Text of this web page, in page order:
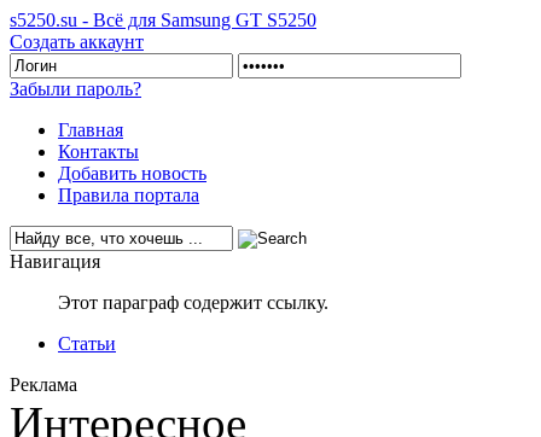
s5250.su - Всё для Samsung GT S5250
Создать аккаунт
Забыли пароль?
Главная
Контакты
Добавить новость
Правила портала
Навигация
Этот параграф содержит ссылку.
Статьи
Реклама
Интересное